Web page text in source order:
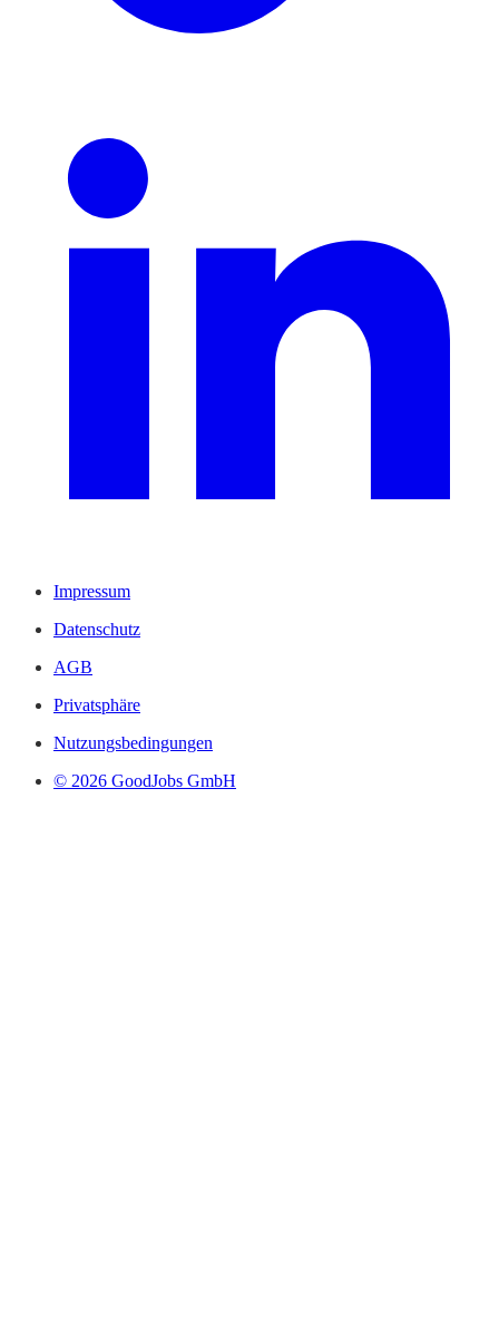
Impressum
Datenschutz
AGB
Privatsphäre
Nutzungsbedingungen
© 2026 GoodJobs GmbH